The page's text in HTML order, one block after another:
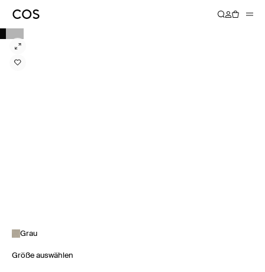
Grau
Größe auswählen